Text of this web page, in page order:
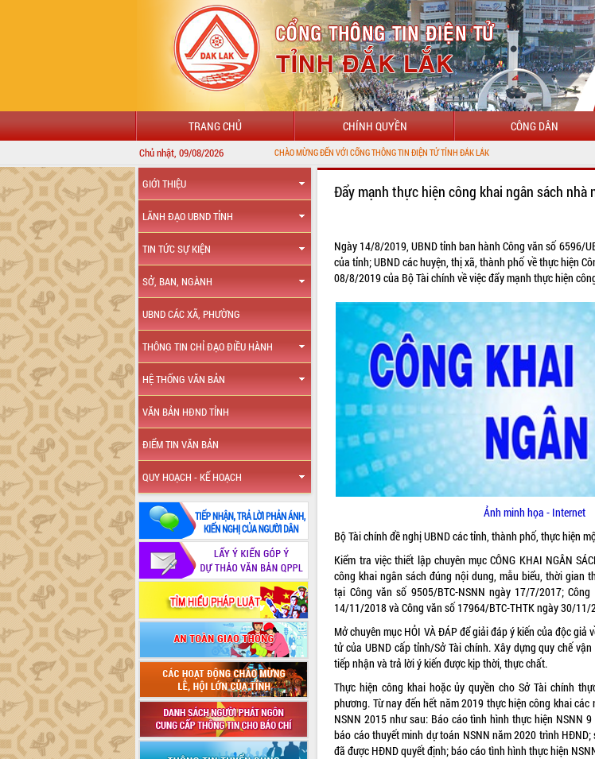
TRANG CHỦ CHÍNH QUYỀN CÔNG DÂN
Chủ nhật, 09/08/2026
GIỚI THIỆU
LÃNH ĐẠO UBND TỈNH
TIN TỨC SỰ KIỆN
SỞ, BAN, NGÀNH
UBND CÁC XÃ, PHƯỜNG
THÔNG TIN CHỈ ĐẠO ĐIỀU HÀNH
HỆ THỐNG VĂN BẢN
VĂN BẢN HĐND TỈNH
ĐIỂM TIN VĂN BẢN
QUY HOẠCH - KẾ HOẠCH
Đẩy mạnh thực hiện công khai ngân sách nhà
Ngày 14/8/2019, UBND tỉnh ban hành Công văn số 6596/
của tỉnh; UBND các huyện, thị xã, thành phố về thực hiện
08/8/2019 của Bộ Tài chính về việc đẩy mạnh thực hiện
Ảnh minh họa - Internet
Bộ Tài chính đề nghị UBND các tỉnh, thành phố, thực hiện
Kiểm tra việc thiết lập chuyên mục CÔNG KHAI NGÂN
công khai ngân sách đúng nội dung, mẫu biểu, thời gian
tại Công văn số 9505/BTC-NSNN ngày 17/7/2017;
14/11/2018 và Công văn số 17964/BTC-THTK ngày 30/11/
Mở chuyên mục HỎI VÀ ĐÁP để giải đáp ý kiến của độc giả
tử của UBND cấp tỉnh/Sở Tài chính. Xây dựng quy chế
tiếp nhận và trả lời ý kiến được kịp thời, thực chất.
Thực hiện công khai hoặc ủy quyền cho Sở Tài chính
phương. Từ nay đến hết năm 2019 thực hiện công khai
NSNN 2015 như sau: Báo cáo tình hình thực hiện NSNN
báo cáo thuyết minh dự toán NSNN năm 2020 trình
đã được HĐND quyết định; báo cáo tình hình thực hiện